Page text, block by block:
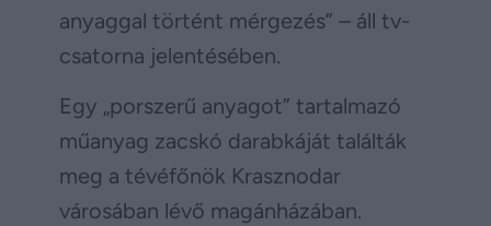
anyaggal történt mérgezés” – áll tv-
csatorna jelentésében.
Egy „porszerű anyagot” tartalmazó
műanyag zacskó darabkáját találták
meg a tévéfőnök Krasznodar
városában lévő magánházában.